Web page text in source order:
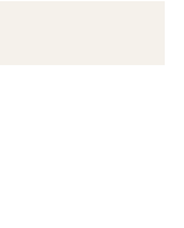
りは自然の力を
わずオリジナル
事なので手間を